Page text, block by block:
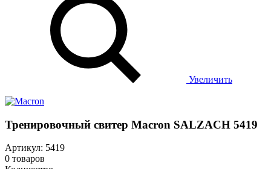
Увеличить
Тренировочный свитер Macron SALZACH 5419
Артикул: 5419
0 товаров